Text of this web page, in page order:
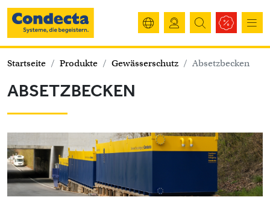
Startseite Produkte Gewässerschutz Absetzbecken
ABSETZBECKEN